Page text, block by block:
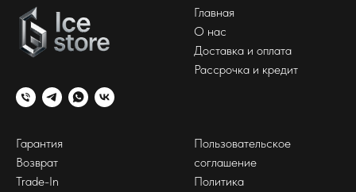
Главная
О нас
Доставка и оплата
Рассрочка и кредит
Гарантия
Возврат
Trade-In
Пользовательское
соглашение
Политика